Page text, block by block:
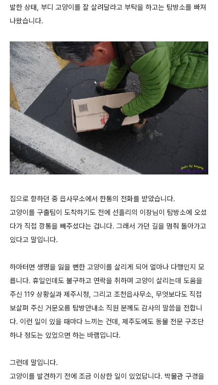
발한 상태, 부디 고양이를 잘 살려달라고 부탁을 하고는 탐방소를 빠져
나왔습니다.
집으로 향하던 중 읍사무소에서 한통의 전화를 받았습니다.
고양이를 구출팀이 도착하기도 전에 선흘리의 이장님이 탐방소에 오셨
다가 직접 깡통을 빼주셨다는 겁니다. 그래서 가던 길을 멈춰 돌아가고
있다고 말입니다.
하마터면 생명을 잃을 뻔한 고양이를 살리게 되어 얼마나 다행인지 모
릅니다. 휴일인데도 불구하고 연락을 취하며 고양이 살리는데 도움을
주신 119 상황실과 제주시청, 그리고 조천읍사무소, 무엇보다도 직접
보살펴 주신 거문오름 탐방안내소 직원 분께도 감사의 말씀을 전합니
다. 이런 일이 있을 때마다 느끼는 건데, 제주도에도 동물 전문 구조단
하나 정도는 있었으면 하는 바램입니다.
그런데 말입니다.
고양이를 발견하기 전에 조금 이상한 일이 있었답니다. 박물관 구경을